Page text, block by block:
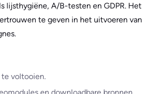
lijsthygiëne, A/B-testen en GDPR. Het
te geven in het uitvoeren van
voltooien.
en downloadbare bronnen.